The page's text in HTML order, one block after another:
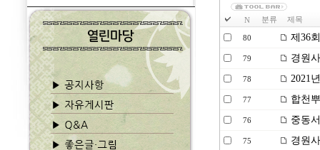
N 분류 제목
80 제36
79 경원
78 2021
77 합천
76 중동
75 경원